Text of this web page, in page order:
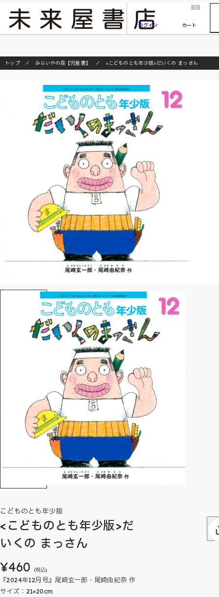
『ONE PIECE magazine 021 ONE PIECEカード付き同梱版』発売延期のご案内
ログイン
0
カート
トップ みらいやの森【児童書】 <こどものとも年少版>だいくの まっさん
こどものとも年少版
<こどものとも年少版>だ
いくの まっさん
¥460 (税込)
『2024年12月号』尾崎玄一郎・尾崎由紀奈 作
サイズ：21×20cm